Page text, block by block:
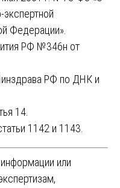
Федерации».
РФ №346н от
РФ по ДНК и
14.
1142 и 1143.
или